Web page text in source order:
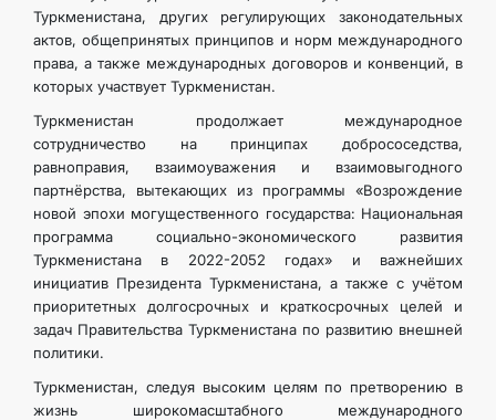
领事服务
外交部
联系我们
Туркменистана, других регулирующих законодательных
актов, общепринятых принципов и норм международного
права, а также международных договоров и конвенций, в
которых участвует Туркменистан.
Туркменистан продолжает международное
сотрудничество на принципах добрососедства,
равноправия, взаимоуважения и взаимовыгодного
партнёрства, вытекающих из программы «Возрождение
новой эпохи могущественного государства: Национальная
программа социально-экономического развития
Туркменистана в 2022-2052 годах» и важнейших
инициатив Президента Туркменистана, а также с учётом
приоритетных долгосрочных и краткосрочных целей и
задач Правительства Туркменистана по развитию внешней
политики.
Туркменистан, следуя высоким целям по претворению в
жизнь широкомасштабного международного